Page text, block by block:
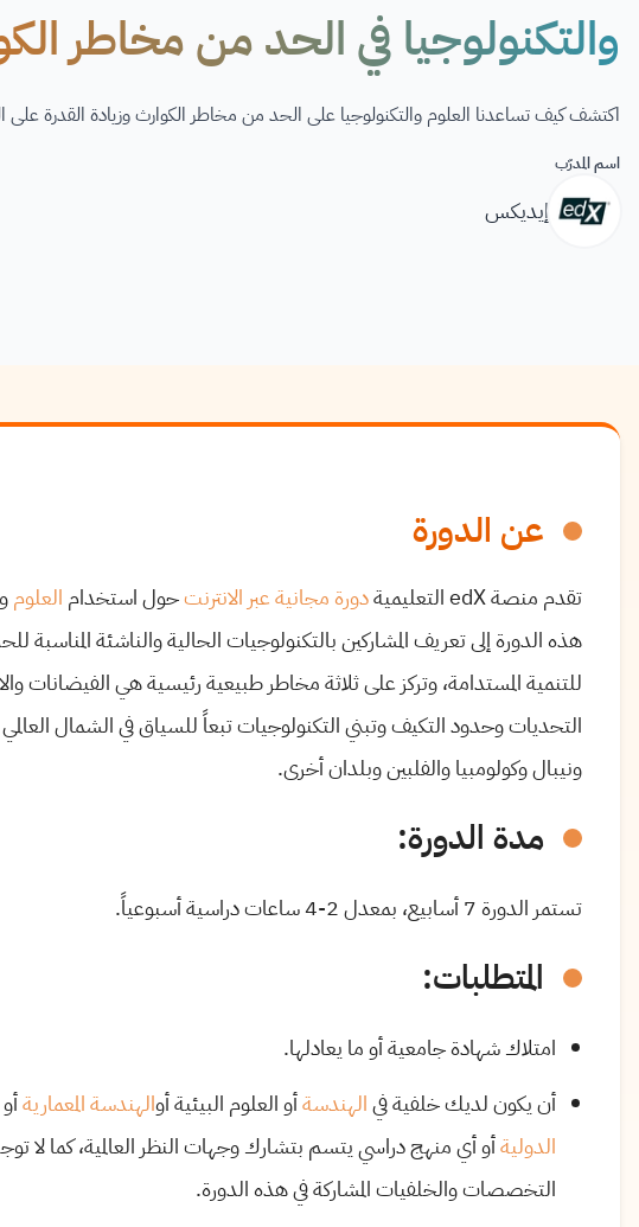
والتكنولوجيا في الحد من مخاطر
اكتشف كيف تساعدنا العلوم والتكنولوجيا على الحد من مخاطر الكوارث وزيادة القدرة على
اسم المدرّب
إيديكس
عن الدورة
تقدم منصةedXالتعليميةدورة مجانية عبر الانترنتحول استخدام العلوم
هذه الدورة إلى تعريف المشاركين بالتكنولوجيات الحالية والناشئة
للتنمية المستدامة، وتركز على ثلاثة مخاطر طبيعية رئيسية هي الفيضانات
التحديات وحدود التكيف وتبني التكنولوجيات تبعاً للسياق في الشمال
ونيبال وكولومبيا والفلبين وبلدان أخرى.
مدة الدورة:
تستمر الدورة 7 أسابيع، بمعدل 2-4 ساعات دراسية أسبوعياً.
المتطلبات:
امتلاك شهادة جامعية أو ما يعادلها.
أن يكون لديك خلفية فيالهندسةأو العلوم البيئية أوالهندسة المعماريةأو
الدوليةأو أي منهج دراسي يتسم بتشارك وجهات النظر العالمية، كما لا
التخصصات والخلفيات المشاركة في هذه الدورة.